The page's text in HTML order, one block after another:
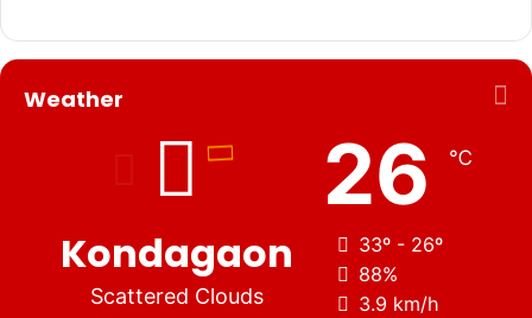
Weather
Kondagaon
Scattered Clouds
26 ℃
33º - 26º
88%
3.9 km/h